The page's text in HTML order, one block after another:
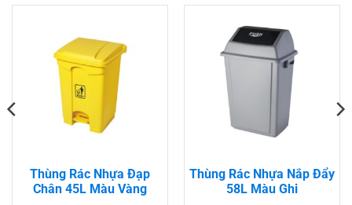
Thùng Rác Nhựa Đạp
Chân 45L Màu Vàng
Thùng Rác Nhựa Nắp Đẩy
58L Màu Ghi